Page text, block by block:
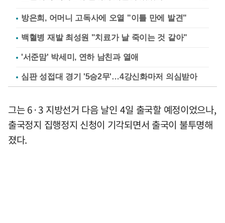
방은희, 어머니 고독사에 오열 "이틀 만에 발견"
백혈병 재발 최성원 "치료가 날 죽이는 것 같아"
'서준맘' 박세미, 연하 남친과 열애
심판 성접대 경기 '5승2무'…4강신화마저 의심받아
그는 6·3 지방선거 다음 날인 4일 출국할 예정이었으나,
출국정지 집행정지 신청이 기각되면서 출국이 불투명해
졌다.